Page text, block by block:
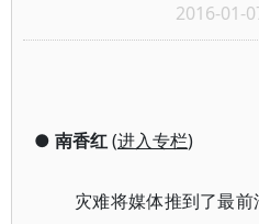
2016-01-
● 南香红(进入专栏)
灾难将媒体推到了最